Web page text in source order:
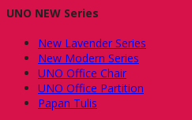
UNO NEW Series
New Lavender Series
New Modern Series
UNO Office Chair
UNO Office Partition
Papan Tulis